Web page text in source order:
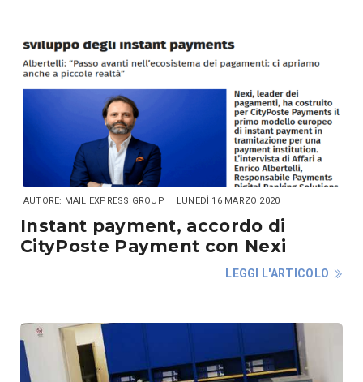
AUTORE: MAIL EXPRESS GROUP LUNEDÌ 16 MARZO 2020
Instant payment, accordo di
CityPoste Payment con Nexi
LEGGI L'ARTICOLO